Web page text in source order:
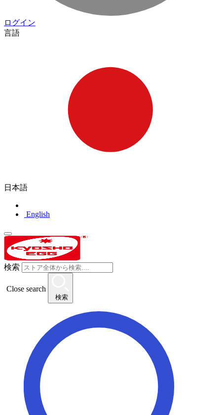
ログイン
言語
日本語
English
検索
Close search
検索